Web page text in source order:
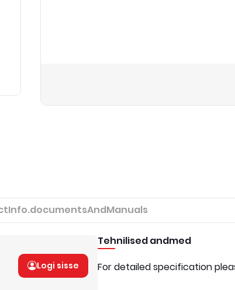
Logi sisse
Tehnilised andmed
For detailed specification